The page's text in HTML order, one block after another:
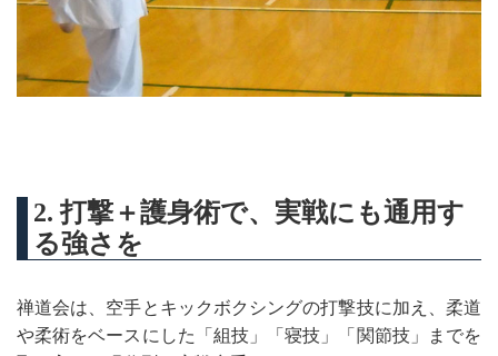
2. 打撃＋護身術で、実戦にも通用す
る強さを
禅道会は、空手とキックボクシングの打撃技に加え、柔道
や柔術をベースにした「組技」「寝技」「関節技」までを